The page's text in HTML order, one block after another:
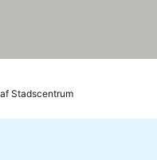
Stadscentrum